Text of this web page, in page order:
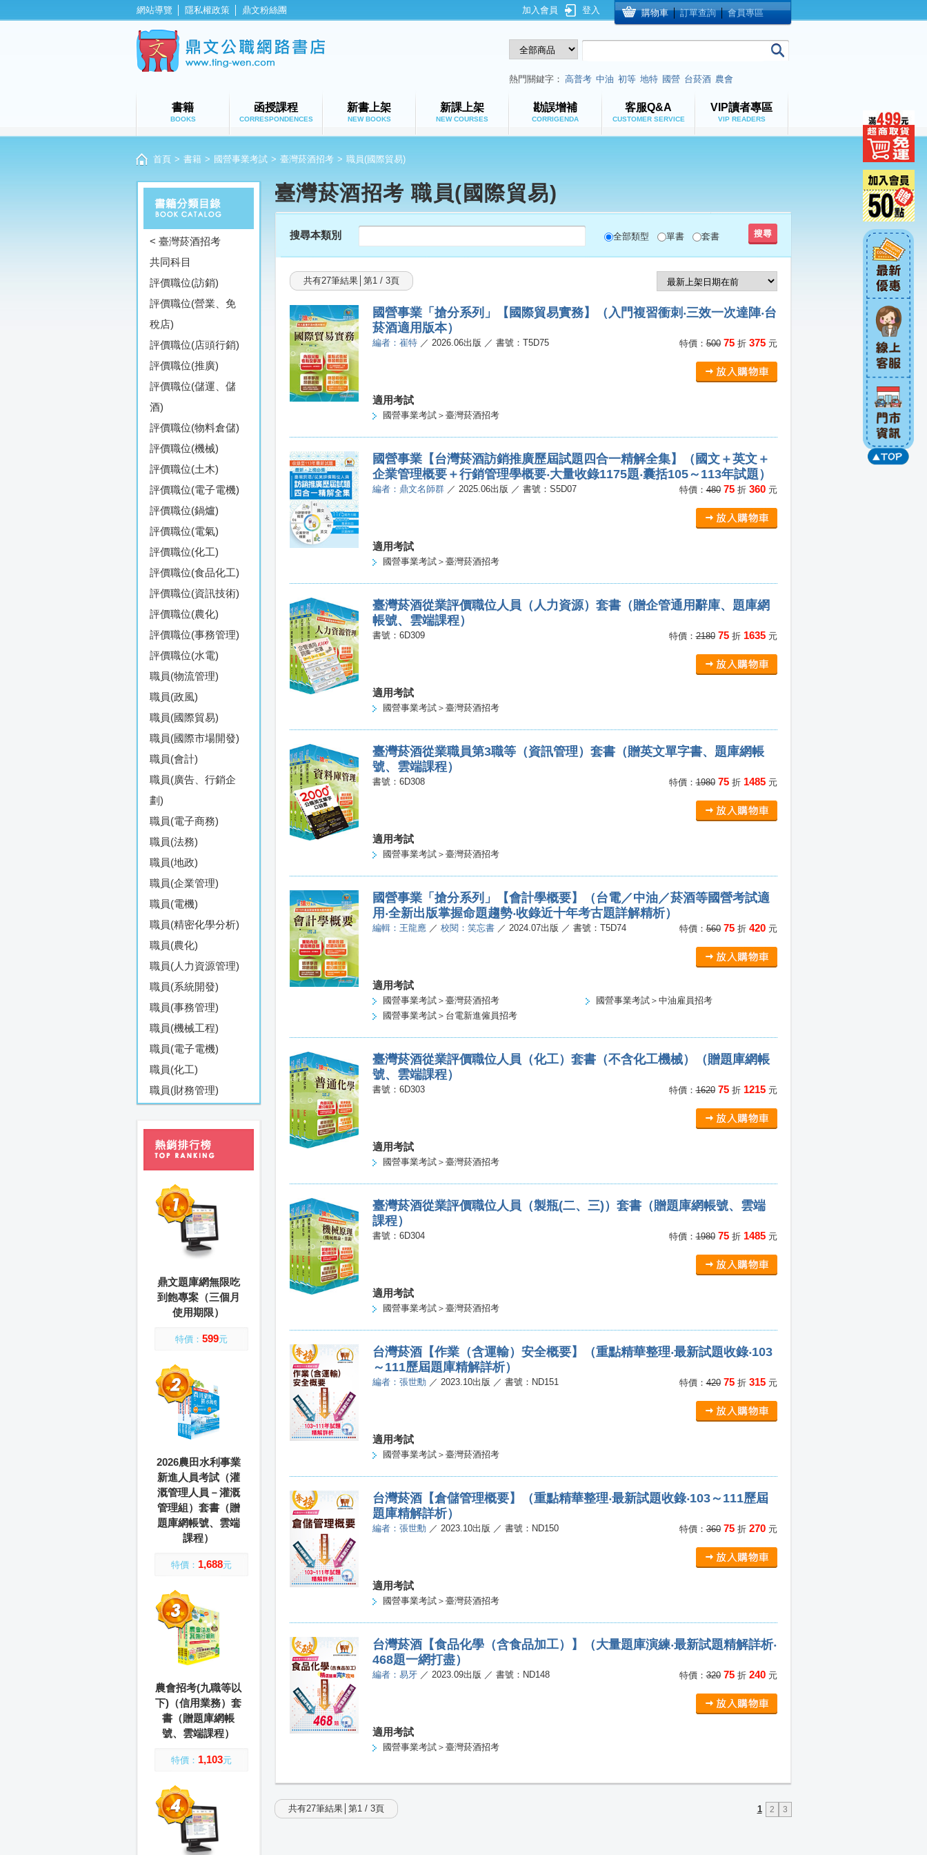
網站導覽 隱私權政策 鼎文粉絲團 購物車 │訂單查詢 │會員專區
登入
加入會員
鼎文公職網路書店
熱門關鍵字： 高普考 中油 初等 地特 國營 台菸酒 農會
書籍
BOOKS
函授課程
CORRESPONDENCES
新書上架
NEW BOOKS
新課上架
NEW COURSES
勘誤增補
CORRIGENDA
客服Q&A
CUSTOMER SERVICE
VIP讀者專區
VIP READERS
首頁 > 書籍 > 國營事業考試 > 臺灣菸酒招考 > 職員(國際貿易)
< 臺灣菸酒招考
共同科目
評價職位(訪銷)
評價職位(營業、免
稅店)
評價職位(店頭行銷)
評價職位(推廣)
評價職位(儲運、儲
酒)
評價職位(物料倉儲)
評價職位(機械)
評價職位(土木)
評價職位(電子電機)
評價職位(鍋爐)
評價職位(電氣)
評價職位(化工)
評價職位(食品化工)
評價職位(資訊技術)
評價職位(農化)
評價職位(事務管理)
評價職位(水電)
職員(物流管理)
職員(政風)
職員(國際貿易)
職員(國際市場開發)
職員(會計)
職員(廣告、行銷企
劃)
職員(電子商務)
職員(法務)
職員(地政)
職員(企業管理)
職員(電機)
職員(精密化學分析)
職員(農化)
職員(人力資源管理)
職員(系統開發)
職員(事務管理)
職員(機械工程)
職員(電子電機)
職員(化工)
職員(財務管理)
鼎文題庫網無限吃
到飽專案（三個月
使用期限）
特價： 599元
2026農田水利事業
新進人員考試（灌
溉管理人員－灌溉
管理組）套書（贈
題庫網帳號、雲端
課程）
特價： 1,688元
農會招考(九職等以
下)（信用業務）套
書（贈題庫網帳
號、雲端課程）
特價： 1,103元
臺灣菸酒招考 職員(國際貿易)
搜尋本類別 全部類型 單書 套書
共有27筆結果│第1 / 3頁
國營事業「搶分系列」【國際貿易實務】（入門複習衝刺‧三效一次達陣‧台
菸酒適用版本）
編者：崔特／ 2026.06出版 ／ 書號：T5D75 特價：50075折 375元
適用考試
國營事業考試＞臺灣菸酒招考
國營事業【台灣菸酒訪銷推廣歷屆試題四合一精解全集】（國文＋英文＋
企業管理概要＋行銷管理學概要‧大量收錄1175題‧囊括105～113年試題）
編者：鼎文名師群／ 2025.06出版 ／ 書號：S5D07 特價：48075折 360元
適用考試
國營事業考試＞臺灣菸酒招考
臺灣菸酒從業評價職位人員（人力資源）套書（贈企管通用辭庫、題庫網
帳號、雲端課程）
書號：6D309 特價：218075折 1635元
適用考試
國營事業考試＞臺灣菸酒招考
臺灣菸酒從業職員第3職等（資訊管理）套書（贈英文單字書、題庫網帳
號、雲端課程）
書號：6D308 特價：198075折 1485元
適用考試
國營事業考試＞臺灣菸酒招考
國營事業「搶分系列」【會計學概要】（台電／中油／菸酒等國營考試適
用‧全新出版掌握命題趨勢‧收錄近十年考古題詳解精析）
編輯：王龍應／ 校閱：笑忘書／ 2024.07出版 ／ 書號：T5D74 特價：56075折 420元
適用考試
國營事業考試＞臺灣菸酒招考
國營事業考試＞中油雇員招考
國營事業考試＞台電新進僱員招考
臺灣菸酒從業評價職位人員（化工）套書（不含化工機械）（贈題庫網帳
號、雲端課程）
書號：6D303 特價：162075折 1215元
適用考試
國營事業考試＞臺灣菸酒招考
臺灣菸酒從業評價職位人員（製瓶(二、三)）套書（贈題庫網帳號、雲端
課程）
書號：6D304 特價：198075折 1485元
適用考試
國營事業考試＞臺灣菸酒招考
台灣菸酒【作業（含運輸）安全概要】（重點精華整理‧最新試題收錄‧103
～111歷屆題庫精解詳析）
編者：張世勳／ 2023.10出版 ／ 書號：ND151 特價：42075折 315元
適用考試
國營事業考試＞臺灣菸酒招考
台灣菸酒【倉儲管理概要】（重點精華整理‧最新試題收錄‧103～111歷屆
題庫精解詳析）
編者：張世勳／ 2023.10出版 ／ 書號：ND150 特價：36075折 270元
適用考試
國營事業考試＞臺灣菸酒招考
台灣菸酒【食品化學（含食品加工）】（大量題庫演練‧最新試題精解詳析‧
468題一網打盡）
編者：易牙／ 2023.09出版 ／ 書號：ND148 特價：32075折 240元
適用考試
國營事業考試＞臺灣菸酒招考
共有27筆結果│第1 / 3頁 1 2 3